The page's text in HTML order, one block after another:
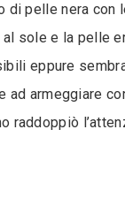
di pelle nera
sole e la pelle
eppure
armeggiare
raddoppiò